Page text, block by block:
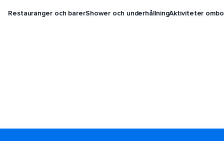
Restauranger och barerShower och underhållningAktiviteter